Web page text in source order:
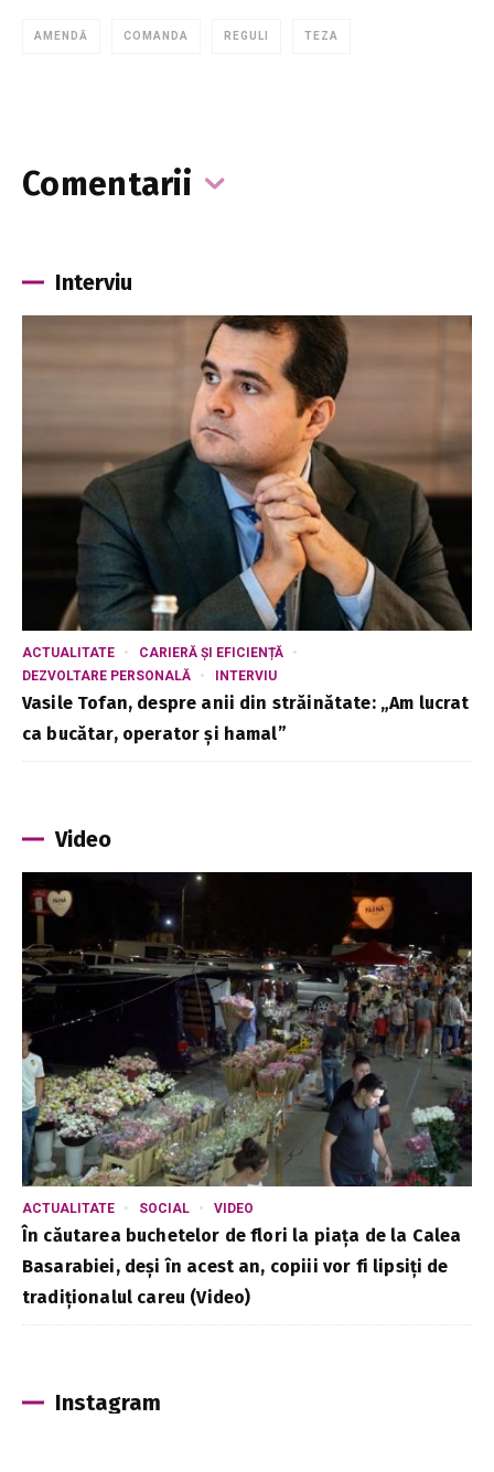
AMENDĂ COMANDA REGULI TEZA
Comentarii
Interviu
ACTUALITATE
CARIERĂ ȘI EFICIENȚĂ
DEZVOLTARE PERSONALĂ
INTERVIU
Vasile Tofan, despre anii din străinătate: „Am lucrat
ca bucătar, operator și hamal”
Video
ACTUALITATE SOCIAL VIDEO
În căutarea buchetelor de flori la piața de la Calea
Basarabiei, deși în acest an, copiii vor fi lipsiți de
tradiționalul careu (Video)
Instagram